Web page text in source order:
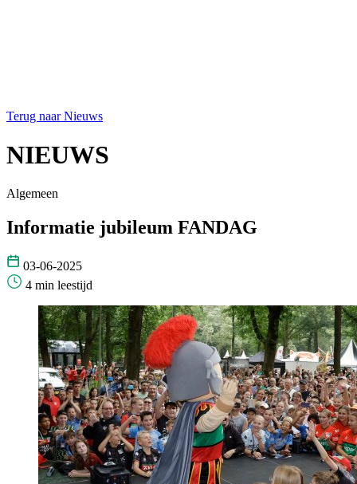
Terug naar Nieuws
NIEUWS
Algemeen
Informatie jubileum FANDAG
03-06-2025
4 min leestijd